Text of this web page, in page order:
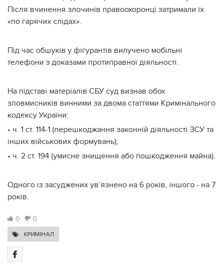
Після вчинення злочинів правоохоронці затримали їх
«по гарячих слідах».
Під час обшуків у фігурантів вилучено мобільні
телефони з доказами протиправної діяльності.
На підставі матеріалів СБУ суд визнав обох
зловмисників винними за двома статтями Кримінального
кодексу України:
• ч. 1 ст. 114-1 (перешкоджання законній діяльності ЗСУ та
інших військових формувань);
• ч. 2 ст. 194 (умисне знищення або пошкодження майна).
Одного із засуджених ув’язнено на 6 років, іншого - на 7
років.
0 0
КРИМІНАЛ